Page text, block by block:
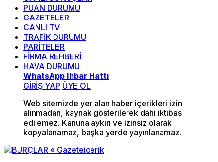
PUAN DURUMU
GAZETELER
CANLI TV
TRAFİK DURUMU
PARİTELER
FİRMA REHBERİ
HAVA DURUMU
WhatsApp İhbar Hattı
GİRİŞ YAP ÜYE OL
Web sitemizde yer alan haber içerikleri izin
alınmadan, kaynak gösterilerek dahi iktibas
edilemez. Kanuna aykırı ve izinsiz olarak
kopyalanamaz, başka yerde yayınlanamaz.